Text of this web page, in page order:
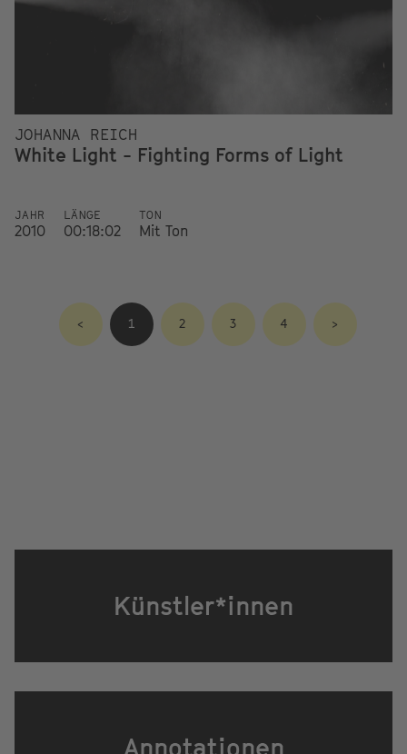
JOHANNA REICH
White Light - Fighting Forms of Light
JAHR
2010
LÄNGE
00:18:02
TON
Mit Ton
< 1 2 3 4 >
Künstler*innen
Annotationen